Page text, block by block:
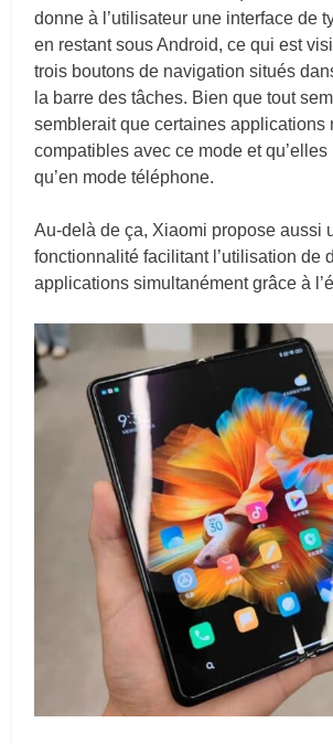
donne à l’utilisateur une interface de
en restant sous Android, ce qui est
trois boutons de navigation situés
la barre des tâches. Bien que tout
semblerait que certaines applications
compatibles avec ce mode et qu’elles
qu’en mode téléphone.
Au-delà de ça, Xiaomi propose aussi
fonctionnalité facilitant l’utilisation de
applications simultanément grâce à